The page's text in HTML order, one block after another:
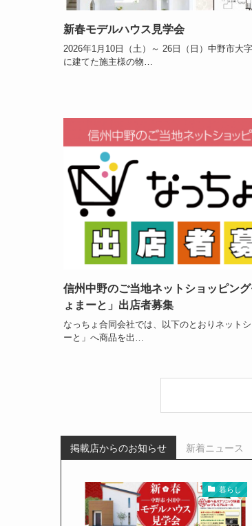
新春モデルハウス見学会
2026年1月10日（土）～ 26日（日）中野市大
に建てた施主様の物…
信州中野のご当地ネットショッピン
ょまーと」出店者募集
なっちょ合同会社では、以下のとおりネット
ーと」へ商品を出…
掲載店からのお知らせ 新着ニュース
暮らし